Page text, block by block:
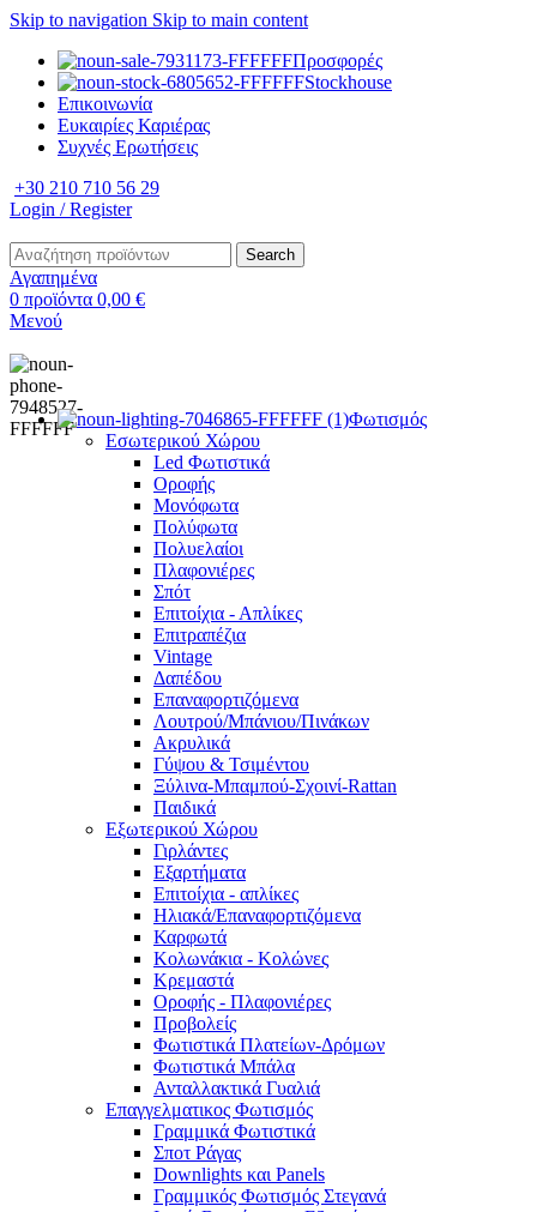
Skip to navigation Skip to main content
Προσφορές
Stockhouse
Επικοινωνία
Ευκαιρίες Καριέρας
Συχνές Ερωτήσεις
+30 210 710 56 29
Login / Register
Search
Αγαπημένα
0 προϊόντα 0,00 €
Μενού
Φωτισμός
Εσωτερικού Χώρου
Led Φωτιστικά
Οροφής
Μονόφωτα
Πολύφωτα
Πολυελαίοι
Πλαφονιέρες
Σπότ
Επιτοίχια - Απλίκες
Επιτραπέζια
Vintage
Δαπέδου
Επαναφορτιζόμενα
Λουτρού/Μπάνιου/Πινάκων
Ακρυλικά
Γύψου & Τσιμέντου
Ξύλινα-Μπαμπού-Σχοινί-Rattan
Παιδικά
Εξωτερικού Χώρου
Γιρλάντες
Εξαρτήματα
Επιτοίχια - απλίκες
Ηλιακά/Επαναφορτιζόμενα
Καρφωτά
Κολωνάκια - Κολώνες
Κρεμαστά
Οροφής - Πλαφονιέρες
Προβολείς
Φωτιστικά Πλατείων-Δρόμων
Φωτιστικά Μπάλα
Ανταλλακτικά Γυαλιά
Επαγγελματικος Φωτισμός
Γραμμικά Φωτιστικά
Σποτ Ράγας
Downlights και Panels
Γραμμικός Φωτισμός Στεγανά